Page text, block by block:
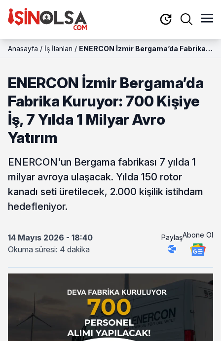
Anasayfa / İş İlanları / ENERCON İzmir Bergama’da Fabrika
ENERCON İzmir Bergama’da
Fabrika Kuruyor: 700 Kişiye
İş, 7 Yılda 1 Milyar Avro
Yatırım
ENERCON'un Bergama fabrikası 7 yılda 1
milyar avroya ulaşacak. Yılda 150 rotor
kanadı seti üretilecek, 2.000 kişilik istihdam
hedefleniyor.
14 Mayıs 2026 - 18:40
Okuma süresi: 4 dakika
PaylaşAbone Ol